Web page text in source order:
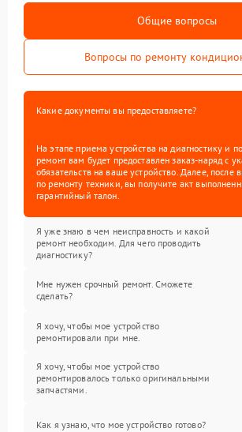
Общие вопросы
Вопросы по ремонту
Какие документы вы предоставляете?
На этапе приема устройства на диагностику и
ремонт вам будет предоставлен заказ-наряд с
обязательств на ваше устройство. Далее, после
по ремонту техники, вы получите акт
гарантийный талон.
Я уже знаю в чем неисправность и какой
ремонт необходим. Для чего проводить
диагностику?
Мне нужен срочный ремонт. Сможете
сделать?
Я хочу, чтобы мое устройство
ремонтировали при мне.
Я хочу, чтобы мое устройство
ремонтировалось только оригинальными
запчастями.
Как я узнаю, что мое устройство готово?